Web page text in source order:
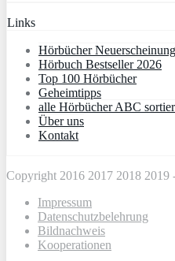
Links
Hörbücher
Hörbuch Bestseller 2026
Top 100 Hörbücher
Geheimtipps
alle Hörbücher ABC
Über uns
Kontakt
Copyright 2016 2017 2018 2019
Impressum
Datenschutzbelehrung
Bildnachweis
Kooperationen